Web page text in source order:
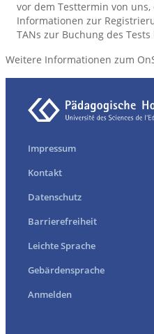
vor dem Testtermin von
Informationen zur
TANs zur Buchung des
Weitere Informationen zum
Impressum
Kontakt
Datenschutz
Barrierefreiheit
Leichte Sprache
Gebärdensprache
Anmelden